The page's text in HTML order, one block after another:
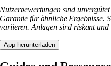
Nutzerbewertungen sind
Garantie für ähnliche Ergebnisse.
variieren. Anlagen sind riskant
App herunterladen